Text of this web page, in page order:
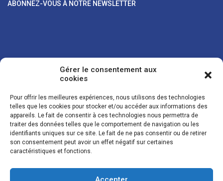
Gérer le consentement aux
cookies
Pour offrir les meilleures expériences, nous utilisons des technologies
telles que les cookies pour stocker et/ou accéder aux informations des
appareils. Le fait de consentir à ces technologies nous permettra de
traiter des données telles que le comportement de navigation ou les
identifiants uniques sur ce site. Le fait de ne pas consentir ou de retirer
son consentement peut avoir un effet négatif sur certaines
caractéristiques et fonctions.
ABONNEZ-VOUS À NOTRE NEWSLETTER
Vos coordonnées sont uniquement utilisées pour vous envoyer des
lettres d'information sur nos activités. Vous pouvez à tout moment
utiliser le lien de désinscription figurant dans la lettre d'information.